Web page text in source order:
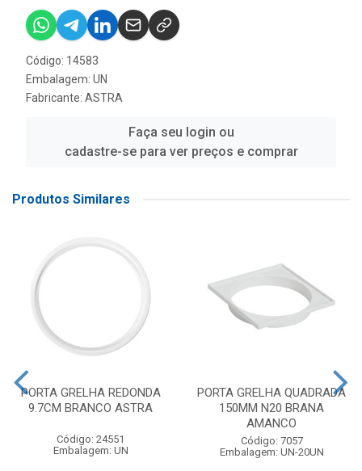
Código: 14583
Embalagem: UN
Fabricante: ASTRA
Faça seu login ou
cadastre-se para ver preços e comprar
Produtos Similares
PORTA GRELHA REDONDA
9.7CM BRANCO ASTRA
Código: 24551
Embalagem: UN
PORTA GRELHA QUADRADA
150MM N20 BRANA
AMANCO
Código: 7057
Embalagem: UN-20UN